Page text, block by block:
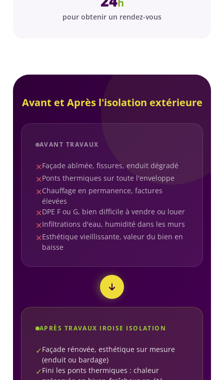
pour obtenir un rendez-vous
Avant et Après l'isolation extérieure
AVANT TRAVAUX
✕Façade abîmée, fissures, enduit dégradé
✕Ponts thermiques sur toute l'enveloppe
✕Chauffage en permanence, factures
élevées
✕DPE F ou G, bien difficile à vendre ou louer
✕Infiltrations d'eau, humidité dans les murs
✕Esthétique vieillissante, valeur du bien en
baisse
APRÈS TRAVAUX IROISE ISOLATION
✓Façade rénovée, esthétique sur mesure
(enduit ou bardage)
✓Fini les ponts thermiques : chaleur